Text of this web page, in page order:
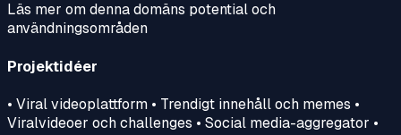
Läs mer om denna domäns potential och
användningsområden
Projektidéer
• Viral videoplattform • Trendigt innehåll och memes •
Viralvideoer och challenges • Social media-aggregator •